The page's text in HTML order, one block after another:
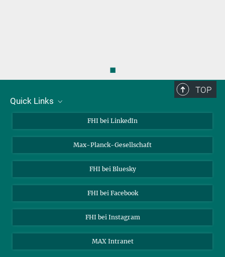
◼
TOP
Quick Links
Kontakt
Stellenangebote
FHI bei LinkedIn
Max-Planck-Gesellschaft
FHI bei Bluesky
FHI bei Facebook
FHI bei Instagram
MAX Intranet